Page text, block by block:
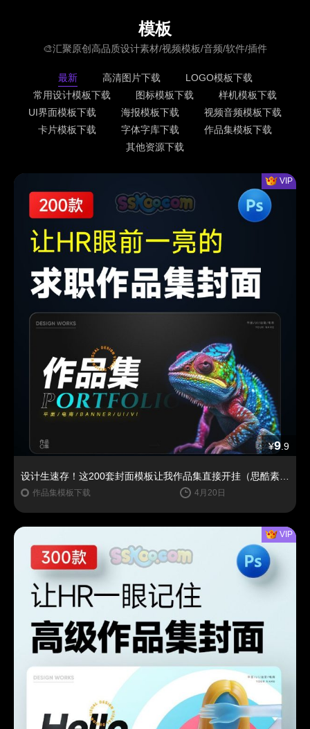
模板
🎨汇聚原创高品质设计素材/视频模板/音频/软件/插件
最新 高清图片下载
LOGO模板下载
常用设计模板下载
图标模板下载
样机模板下载
UI界面模板下载
海报模板下载
视频音频模板下载
卡片模板下载
字体字库下载
作品集模板下载
其他资源下载
¥9 .9
作品集模板下载 4月20日